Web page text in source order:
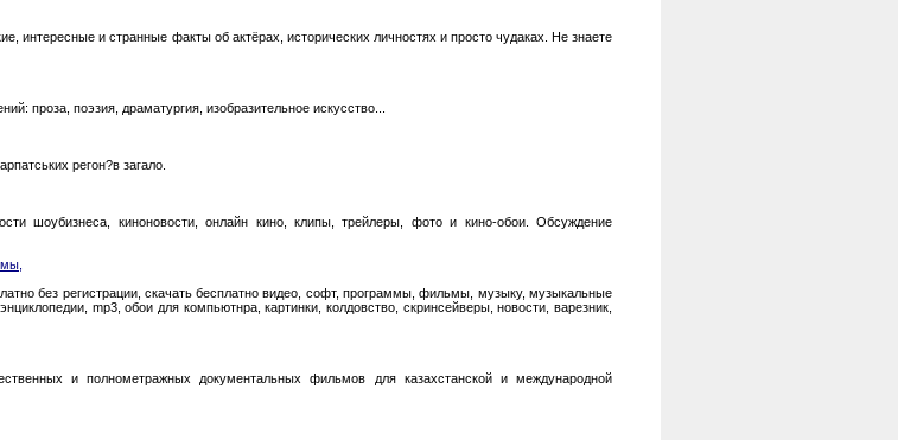
и странные факты об актёрах, исторических личностях и просто чудаках. Не знаете
проза, поэзия, драматургия, изобразительное искусство...
регон?в загало.
шоубизнеса, киноновости, онлайн кино, клипы, трейлеры, фото и кино-обои. Обсуждение
без регистрации, скачать бесплатно видео, софт, программы, фильмы, музыку, музыкальные
mp3, обои для компьютнра, картинки, колдовство, скринсейверы, новости, варезник,
и полнометражных документальных фильмов для казахстанской и международной